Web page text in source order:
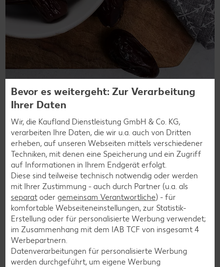
Nährwert
kcal:277 kcal
Kohlenhydrate:65.2 g
Eiweiß:2 g
Fett:0.5 g
Vitamine
Vitamin A:25 µg
Vitamin B1:
0.04 mg
Bevor es weitergeht: Zur Verarbeitung
Ihrer Daten
Wir, die Kaufland Dienstleistung GmbH & Co. KG,
verarbeiten Ihre Daten, die wir u.a. auch von Dritten
erheben, auf unseren Webseiten mittels verschiedener
Techniken, mit denen eine Speicherung und ein Zugriff
auf Informationen in Ihrem Endgerät erfolgt.
Diese sind teilweise technisch notwendig oder werden
mit Ihrer Zustimmung - auch durch Partner (u.a. als
separat oder gemeinsam Verantwortliche) - für
komfortable Webseiteneinstellungen, zur Statistik-
Erstellung oder für personalisierte Werbung verwendet;
im Zusammenhang mit dem IAB TCF von insgesamt 4
Werbepartnern.
Datenverarbeitungen für personalisierte Werbung
werden durchgeführt, um eigene Werbung